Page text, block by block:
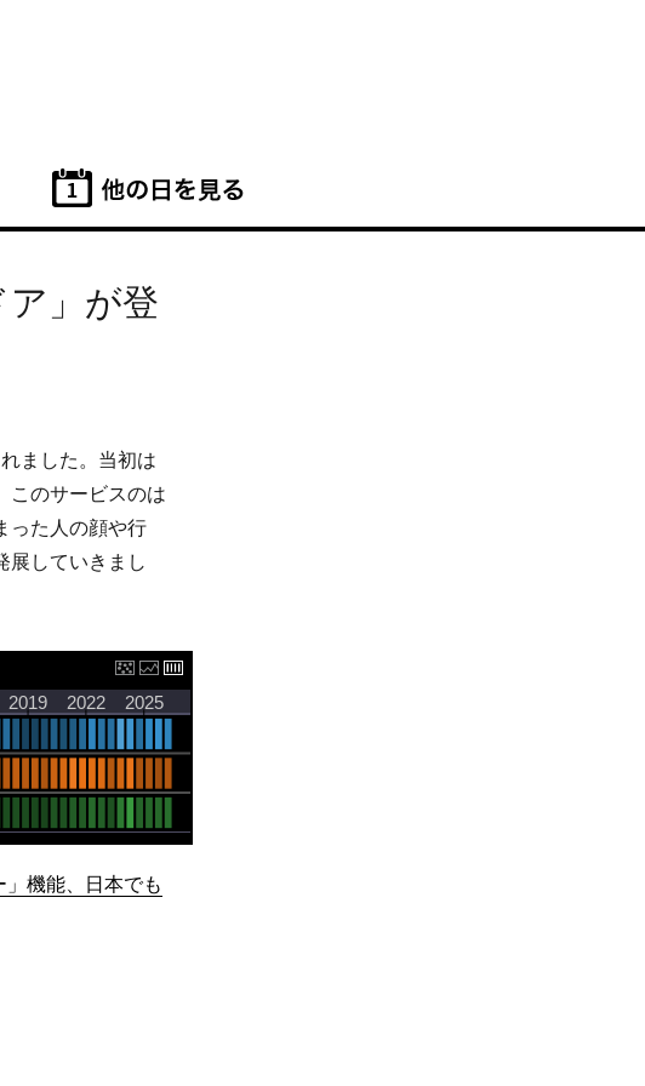
」が登
ました。当初は
このサービスのは
った人の顔や行
展していきまし
機能、日本でも